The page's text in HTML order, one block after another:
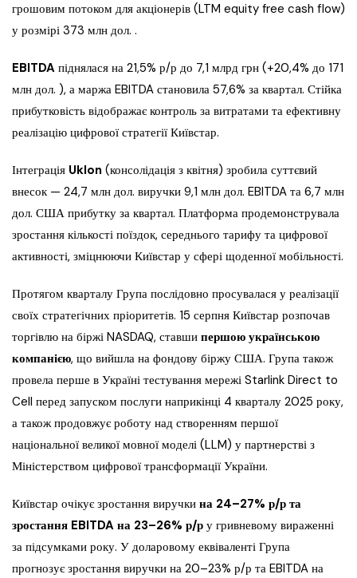
грошовим потоком для акціонерів (LTM equity free cash flow)
у розмірі 373 млн дол. .
EBITDA піднялася на 21,5% р/р до 7,1 млрд грн (+20,4% до 171
млн дол. ), а маржа EBITDA становила 57,6% за квартал. Стійка
прибутковість відображає контроль за витратами та ефективну
реалізацію цифрової стратегії Київстар.
Інтеграція Uklon (консолідація з квітня) зробила суттєвий
внесок — 24,7 млн дол. виручки 9,1 млн дол. EBITDA та 6,7 млн
дол. США прибутку за квартал. Платформа продемонструвала
зростання кількості поїздок, середнього тарифу та цифрової
активності, зміцнюючи Київстар у сфері щоденної мобільності.
Протягом кварталу Група послідовно просувалася у реалізації
своїх стратегічних пріоритетів. 15 серпня Київстар розпочав
торгівлю на біржі NASDAQ, ставши першою українською
компанією, що вийшла на фондову біржу США. Група також
провела перше в Україні тестування мережі Starlink Direct to
Cell перед запуском послуги наприкінці 4 кварталу 2025 року,
а також продовжує роботу над створенням першої
національної великої мовної моделі (LLM) у партнерстві з
Міністерством цифрової трансформації України.
Київстар очікує зростання виручки на 24–27% р/р та
зростання EBITDA на 23–26% р/р у гривневому вираженні
за підсумками року. У доларовому еквіваленті Група
прогнозує зростання виручки на 20–23% р/р та EBITDA на